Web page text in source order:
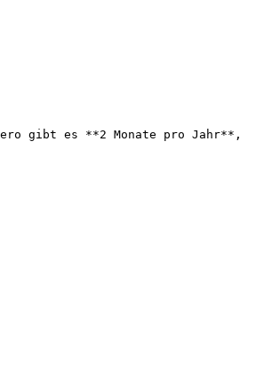
gibt es **2 Monate pro Jahr**,